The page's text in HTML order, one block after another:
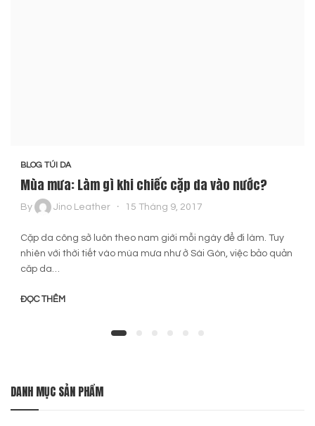
BLOG TÚI DA
Mùa mưa: Làm gì khi chiếc cặp da vào nước?
By Jino Leather 15 Tháng 9, 2017
Cặp da công sở luôn theo nam giới mỗi ngày để đi làm. Tuy
nhiên với thời tiết vào mùa mưa như ở Sài Gòn, việc bảo quản
căp da…
ĐỌC THÊM
DANH MỤC SẢN PHẨM